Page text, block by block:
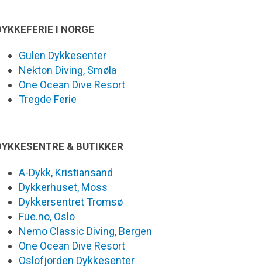
I NORGE
Gulen Dykkesenter
Nekton Diving, Smøla
One Ocean Dive Resort
Tregde Ferie
& BUTIKKER
A-Dykk, Kristiansand
Dykkerhuset, Moss
Dykkersentret Tromsø
Fue.no, Oslo
Nemo Classic Diving, Bergen
One Ocean Dive Resort
Oslofjorden Dykkesenter